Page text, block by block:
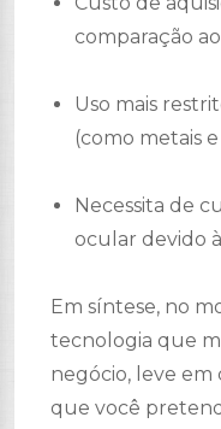
comparação
Uso mais
(como metais
Necessita de
ocular devido
Em síntese, no
tecnologia que
negócio, leve em
que você